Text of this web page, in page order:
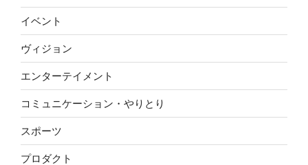
イベント
ヴィジョン
エンターテイメント
コミュニケーション・やりとり
スポーツ
プロダクト